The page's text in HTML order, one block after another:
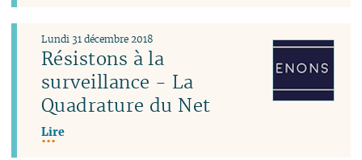
Résistons à la
surveillance - La
Quadrature du Net
Lundi 31 décembre 2018
Lire